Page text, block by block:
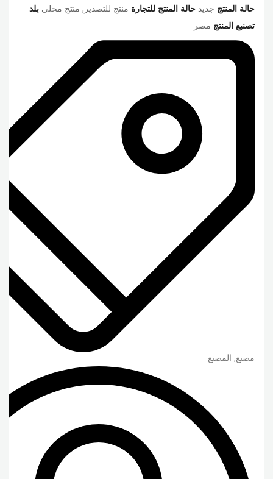
حالة المنتج جديد حالة المنتج للتجارة منتج للتصدير, منتج محلى بلد
تصنبع المنتج مصر
مصنع, المصنع